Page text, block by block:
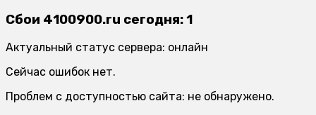
Сбои 4100900.ru сегодня: 1
Актуальный статус сервера: онлайн
Сейчас ошибок нет.
Проблем с доступностью сайта: не обнаружено.